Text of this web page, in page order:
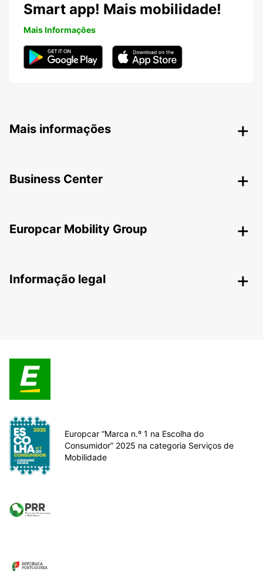
Smart app! Mais mobilidade!
Mais Informações
Mais informações
Business Center
Europcar Mobility Group
Informação legal
Europcar “Marca n.º 1 na Escolha do
Consumidor” 2025 na categoria Serviços de
Mobilidade